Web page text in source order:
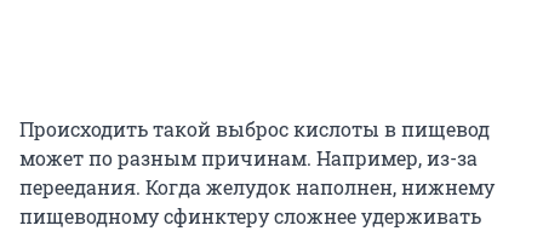
Происходить такой выброс кислоты в пищевод
может по разным причинам. Например, из-за
переедания. Когда желудок наполнен, нижнему
пищеводному сфинктеру сложнее удерживать